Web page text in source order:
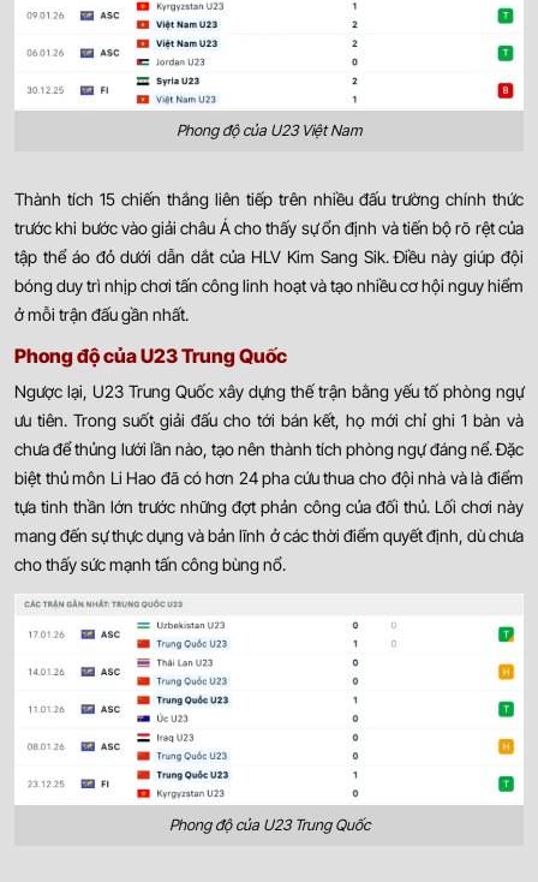
Phong độ của U23 Việt Nam
Thành tích 15 chiến thắng liên tiếp trên nhiều đấu trường chính thức
trước khi bước vào giải châu Á cho thấy sự ổn định và tiến bộ rõ rệt của
tập thể áo đỏ dưới dẫn dắt của HLV Kim Sang Sik. Điều này giúp đội
bóng duy trì nhịp chơi tấn công linh hoạt và tạo nhiều cơ hội nguy hiểm
ở mỗi trận đấu gần nhất.
Phong độ của U23 Trung Quốc
Ngược lại, U23 Trung Quốc xây dựng thế trận bằng yếu tố phòng ngự
ưu tiên. Trong suốt giải đấu cho tới bán kết, họ mới chỉ ghi 1 bàn và
chưa để thủng lưới lần nào, tạo nên thành tích phòng ngự đáng nể. Đặc
biệt thủ môn Li Hao đã có hơn 24 pha cứu thua cho đội nhà và là điểm
tựa tinh thần lớn trước những đợt phản công của đối thủ. Lối chơi này
mang đến sự thực dụng và bản lĩnh ở các thời điểm quyết định, dù chưa
cho thấy sức mạnh tấn công bùng nổ.
Phong độ của U23 Trung Quốc